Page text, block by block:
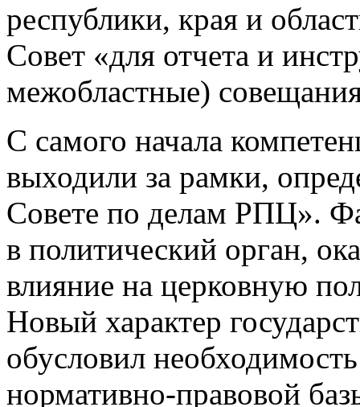
республики, края и
Совет «для отчета и
межобластные)
С самого начала
выходили за рамки,
Совете по делам РПЦ».
в политический орган,
влияние на церковную
Новый характер
обусловил
нормативно-правовой